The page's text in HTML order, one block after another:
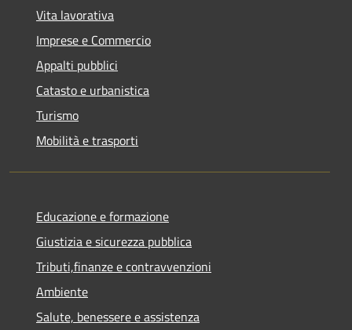
Vita lavorativa
Imprese e Commercio
Appalti pubblici
Catasto e urbanistica
Turismo
Mobilità e trasporti
Educazione e formazione
Giustizia e sicurezza pubblica
Tributi,finanze e contravvenzioni
Ambiente
Salute, benessere e assistenza